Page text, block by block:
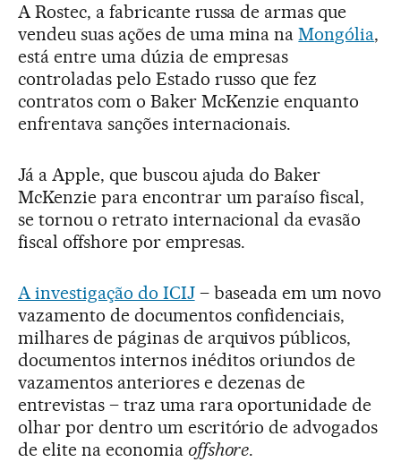
A Rostec, a fabricante russa de armas que
vendeu suas ações de uma mina naMongólia,
está entre uma dúzia de empresas
controladas pelo Estado russo que fez
contratos com o Baker McKenzie enquanto
enfrentava sanções internacionais.
Já a Apple, que buscou ajuda do Baker
McKenzie para encontrar um paraíso fiscal,
se tornou o retrato internacional da evasão
fiscal offshore por empresas.
A investigação do ICIJ– baseada em um novo
vazamento de documentos confidenciais,
milhares de páginas de arquivos públicos,
documentos internos inéditos oriundos de
vazamentos anteriores e dezenas de
entrevistas – traz uma rara oportunidade de
olhar por dentro um escritório de advogados
de elite na economia offshore.